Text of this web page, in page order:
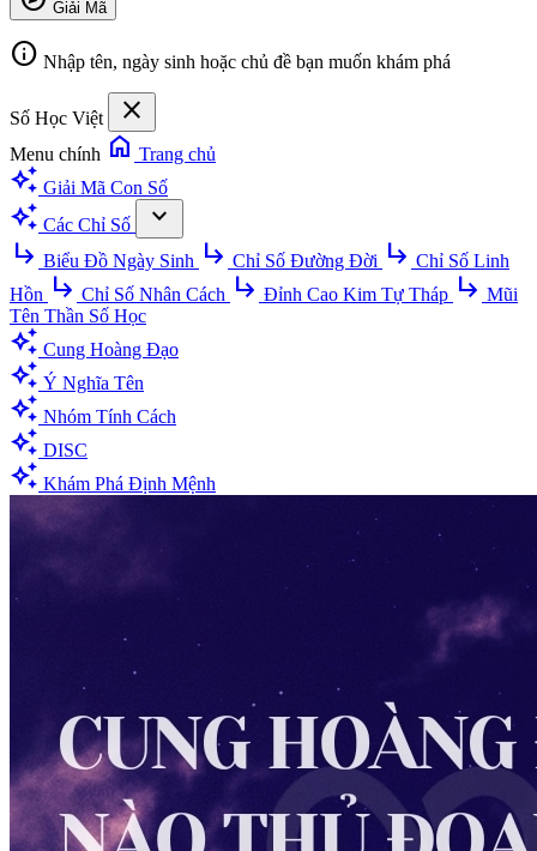
Giải Mã
info Nhập tên, ngày sinh hoặc chủ đề bạn muốn khám phá
Số Học Việt close
Menu chính home Trang chủ
auto_awesome Giải Mã Con Số
auto_awesome Các Chỉ Số
expand_more
subdirectory_arrow_right Biểu Đồ Ngày Sinh subdirectory_arrow_right Chỉ Số Đường Đời subdirectory_arrow_right Chỉ Số Linh
Hồn subdirectory_arrow_right Chỉ Số Nhân Cách subdirectory_arrow_right Đỉnh Cao Kim Tự Tháp subdirectory_arrow_right Mũi
Tên Thần Số Học
auto_awesome Cung Hoàng Đạo
auto_awesome Ý Nghĩa Tên
auto_awesome Nhóm Tính Cách
auto_awesome DISC
auto_awesome Khám Phá Định Mệnh